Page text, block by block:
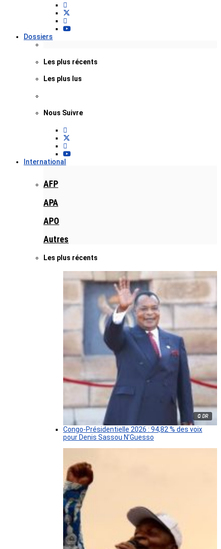
Dossiers
Les plus récents
Les plus lus
Nous Suivre
International
AFP
APA
APO
Autres
Les plus récents
© DR
Congo-Présidentielle 2026 : 94,82 % des voix
pour Denis Sassou N’Guesso